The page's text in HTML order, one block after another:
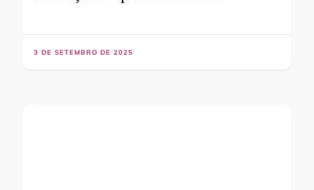
3 DE SETEMBRO DE 2025